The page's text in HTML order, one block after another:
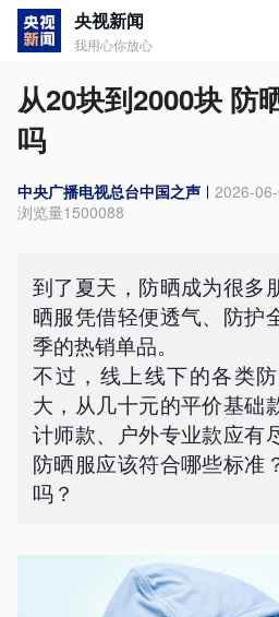
央视新闻
我用心你放心
从20块到2000块 防
吗
中央广播电视总台中国之声
2026-
浏览量1500088
到了夏天，防晒成为很多
晒服凭借轻便透气、防护
季的热销单品。
不过，线上线下的各类
大，从几十元的平价基础
计师款、户外专业款应有
防晒服应该符合哪些标准
吗？